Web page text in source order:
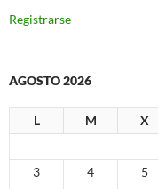
Registrarse
AGOSTO 2026
L M X
3
4 5